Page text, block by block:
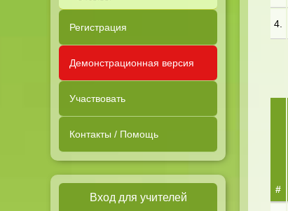
Регистрация
Демонстрационная версия
Участвовать
Контакты / Помощь
Вход для учителей
4.
#